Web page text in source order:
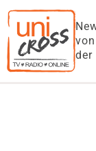
der